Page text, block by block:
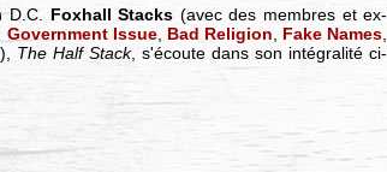
D.C. Foxhall Stacks (avec des membres et ex-
Government Issue, Bad Religion, Fake Names,
The Half Stack, s'écoute dans son intégralité ci-